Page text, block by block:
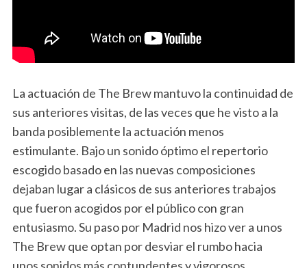
La actuación de The Brew mantuvo la continuidad de
sus anteriores visitas, de las veces que he visto a la
banda posiblemente la actuación menos
estimulante. Bajo un sonido óptimo el repertorio
escogido basado en las nuevas composiciones
dejaban lugar a clásicos de sus anteriores trabajos
que fueron acogidos por el público con gran
entusiasmo. Su paso por Madrid nos hizo ver a unos
The Brew que optan por desviar el rumbo hacia